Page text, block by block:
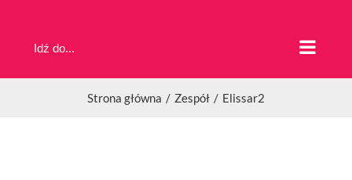
zawartości
Idź do...
Strona główna Zespół Elissar2